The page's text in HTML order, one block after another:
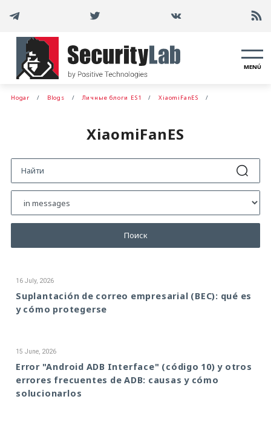
MENÚ
Hogar Blogs Личные блоги ES1 XiaomiFanES
XiaomiFanES
Поиск
16 July, 2026
Suplantación de correo empresarial (BEC): qué es
y cómo protegerse
15 June, 2026
Error "Android ADB Interface" (código 10) y otros
errores frecuentes de ADB: causas y cómo
solucionarlos